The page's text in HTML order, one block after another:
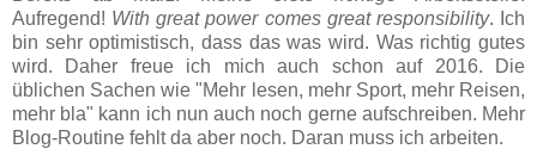
Aufregend! With great power comes great responsibility. Ich
bin sehr optimistisch, dass das was wird. Was richtig gutes
wird. Daher freue ich mich auch schon auf 2016. Die
üblichen Sachen wie "Mehr lesen, mehr Sport, mehr Reisen,
mehr bla" kann ich nun auch noch gerne aufschreiben. Mehr
Blog-Routine fehlt da aber noch. Daran muss ich arbeiten.